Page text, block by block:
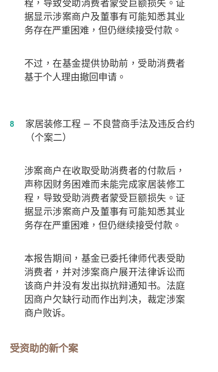
程，导致受助消费者蒙受巨额损失。证
据显示涉案商户及董事有可能知悉其业
务存在严重困难，但仍继续接受付款。
不过，在基金提供协助前，受助消费者
基于个人理由撤回申请。
家居装修工程 — 不良营商手法及违反合约
（个案二）
涉案商户在收取受助消费者的付款后，
声称因财务困难而未能完成家居装修工
程，导致受助消费者蒙受巨额损失。证
据显示涉案商户及董事有可能知悉其业
务存在严重困难，但仍继续接受付款。
本报告期间，基金已委托律师代表受助
消费者， 并对涉案商户展开法律诉讼而
该商户并没有发出拟抗辩通知书。法庭
因商户欠缺行动而作出判决，裁定涉案
商户败诉。
受资助的新个案